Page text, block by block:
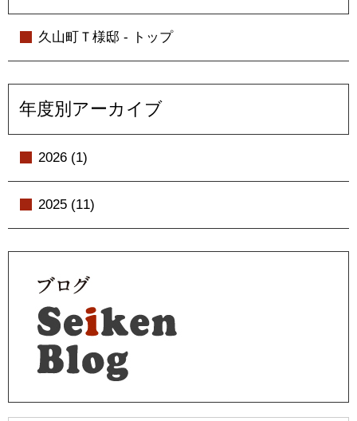
久山町Ｔ様邸 - トップ
年度別アーカイブ
2026 (1)
2025 (11)